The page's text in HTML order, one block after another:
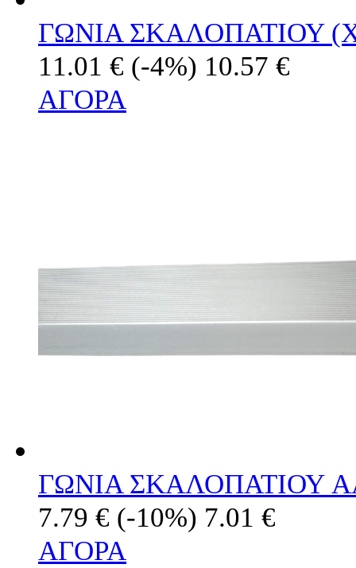
ΓΩΝΙΑ ΣΚΑΛΟΠΑΤΙΟΥ
11.01 € (-4%) 10.57 €
ΑΓΟΡΑ
ΓΩΝΙΑ ΣΚΑΛΟΠΑΤΙΟΥ
7.79 € (-10%) 7.01 €
ΑΓΟΡΑ